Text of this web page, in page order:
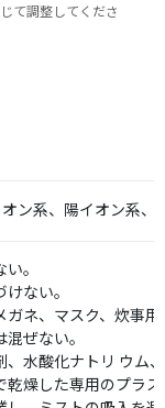
て調整してくださ
ン系、陽イオン系
。
ない。
ネ、マスク、炊事
ぜない。
水酸化ナトリ ウム
燥した専用のプラ